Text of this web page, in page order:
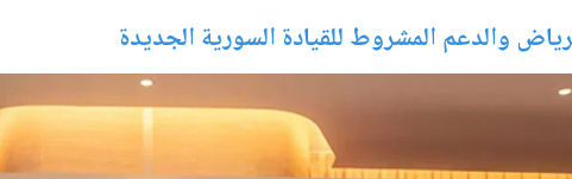
والدعم المشروط للقيادة السورية الجديدة